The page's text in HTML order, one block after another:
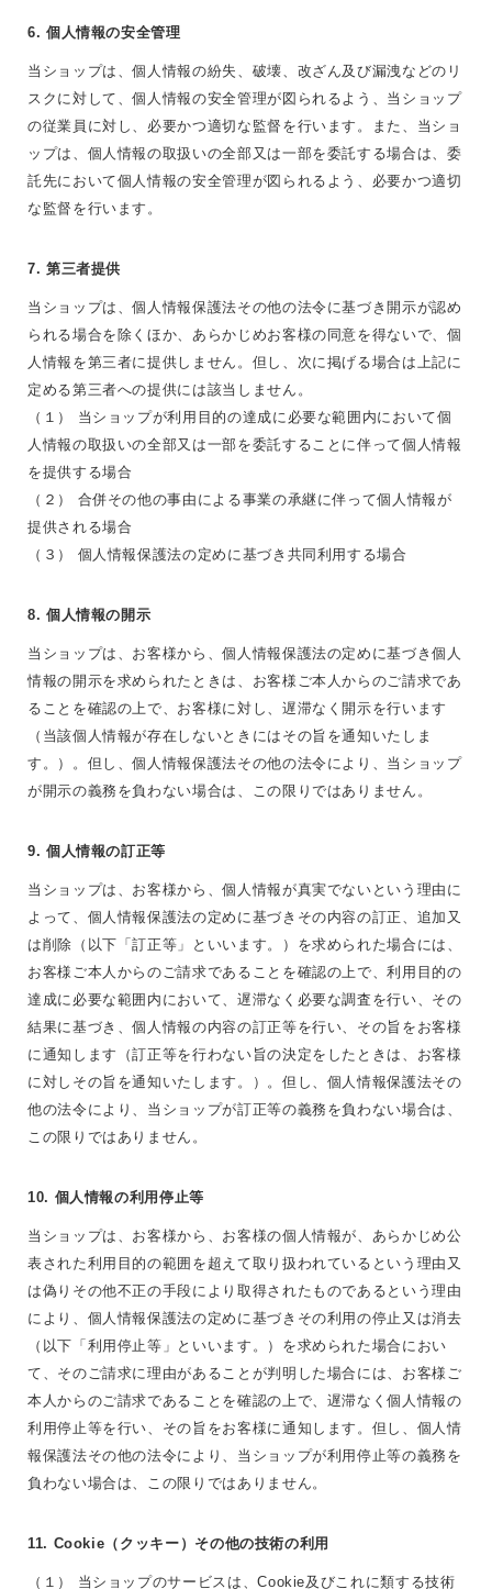
6. 個人情報の安全管理
当ショップは、個人情報の紛失、破壊、改ざん及び漏洩などのリ
スクに対して、個人情報の安全管理が図られるよう、当ショップ
の従業員に対し、必要かつ適切な監督を行います。また、当ショ
ップは、個人情報の取扱いの全部又は一部を委託する場合は、委
託先において個人情報の安全管理が図られるよう、必要かつ適切
な監督を行います。
7. 第三者提供
当ショップは、個人情報保護法その他の法令に基づき開示が認め
られる場合を除くほか、あらかじめお客様の同意を得ないで、個
人情報を第三者に提供しません。但し、次に掲げる場合は上記に
定める第三者への提供には該当しません。
（１） 当ショップが利用目的の達成に必要な範囲内において個
人情報の取扱いの全部又は一部を委託することに伴って個人情報
を提供する場合
（２） 合併その他の事由による事業の承継に伴って個人情報が
提供される場合
（３） 個人情報保護法の定めに基づき共同利用する場合
8. 個人情報の開示
当ショップは、お客様から、個人情報保護法の定めに基づき個人
情報の開示を求められたときは、お客様ご本人からのご請求であ
ることを確認の上で、お客様に対し、遅滞なく開示を行います
（当該個人情報が存在しないときにはその旨を通知いたしま
す。）。但し、個人情報保護法その他の法令により、当ショップ
が開示の義務を負わない場合は、この限りではありません。
9. 個人情報の訂正等
当ショップは、お客様から、個人情報が真実でないという理由に
よって、個人情報保護法の定めに基づきその内容の訂正、追加又
は削除（以下「訂正等」といいます。）を求められた場合には、
お客様ご本人からのご請求であることを確認の上で、利用目的の
達成に必要な範囲内において、遅滞なく必要な調査を行い、その
結果に基づき、個人情報の内容の訂正等を行い、その旨をお客様
に通知します（訂正等を行わない旨の決定をしたときは、お客様
に対しその旨を通知いたします。）。但し、個人情報保護法その
他の法令により、当ショップが訂正等の義務を負わない場合は、
この限りではありません。
10. 個人情報の利用停止等
当ショップは、お客様から、お客様の個人情報が、あらかじめ公
表された利用目的の範囲を超えて取り扱われているという理由又
は偽りその他不正の手段により取得されたものであるという理由
により、個人情報保護法の定めに基づきその利用の停止又は消去
（以下「利用停止等」といいます。）を求められた場合におい
て、そのご請求に理由があることが判明した場合には、お客様ご
本人からのご請求であることを確認の上で、遅滞なく個人情報の
利用停止等を行い、その旨をお客様に通知します。但し、個人情
報保護法その他の法令により、当ショップが利用停止等の義務を
負わない場合は、この限りではありません。
11. Cookie（クッキー）その他の技術の利用
（１） 当ショップのサービスは、Cookie及びこれに類する技術